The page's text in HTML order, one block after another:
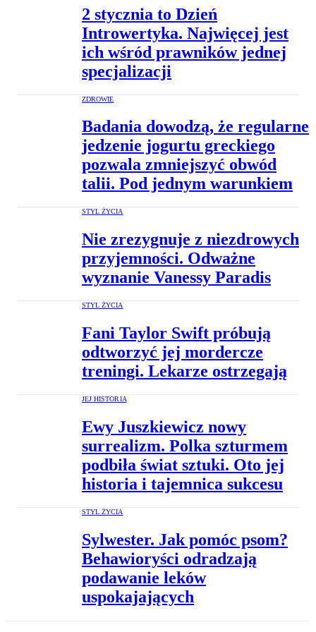
2 stycznia to Dzień
Introwertyka. Najwięcej jest
ich wśród prawników jednej
specjalizacji
ZDROWIE
Badania dowodzą, że regularne
jedzenie jogurtu greckiego
pozwala zmniejszyć obwód
talii. Pod jednym warunkiem
STYL ŻYCIA
Nie zrezygnuje z niezdrowych
przyjemności. Odważne
wyznanie Vanessy Paradis
STYL ŻYCIA
Fani Taylor Swift próbują
odtworzyć jej mordercze
treningi. Lekarze ostrzegają
JEJ HISTORIA
Ewy Juszkiewicz nowy
surrealizm. Polka szturmem
podbiła świat sztuki. Oto jej
historia i tajemnica sukcesu
STYL ŻYCIA
Sylwester. Jak pomóc psom?
Behawioryści odradzają
podawanie leków
uspokajających